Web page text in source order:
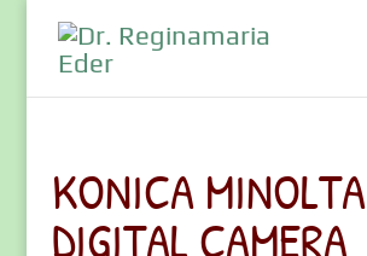
KONICA MINOLTA
DIGITAL CAMERA